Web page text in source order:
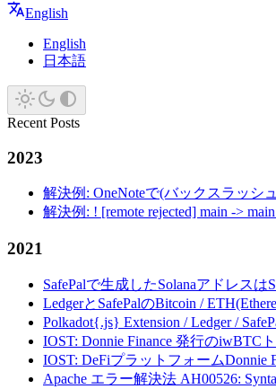
English
English
日本語
Recent Posts
2023
解決例: OneNoteで(バックスラッシ
解決例: ! [remote rejected] main ->
2021
SafePalで生成したSolanaアドレスは
LedgerとSafePalのBitcoin /
Polkadot{.js} Extension / Ledger /
IOST: Donnie Finance 発行のiwBTC
IOST: DeFiプラットフォームDonnie
Apache エラー解決法 AH00526: